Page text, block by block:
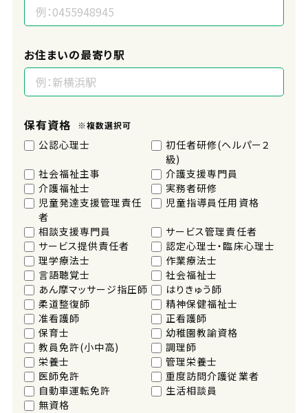
お住まいの最寄り駅
保有資格 ※複数選択可
公認心理士
初任者研修(ヘルパー２
級)
社会福祉主事
介護支援専門員
介護福祉士
実務者研修
児童発達支援管理責任
者
児童指導員任用資格
相談支援専門員
サービス管理責任者
サービス提供責任者
認定心理士・臨床心理士
理学療法士
作業療法士
言語聴覚士
社会福祉士
あん摩マッサージ指圧師
はりきゅう師
柔道整復師
精神保健福祉士
准看護師
正看護師
保育士
幼稚園教諭資格
教員免許(小中高)
調理師
栄養士
管理栄養士
医師免許
重度訪問介護従業者
自動車運転免許
生活相談員
無資格